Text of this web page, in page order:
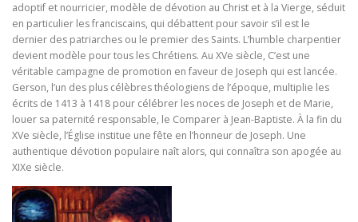
adoptif et nourricier, modèle de dévotion au Christ et à la Vierge, séduit
en particulier les franciscains, qui débattent pour savoir s’il est le
dernier des patriarches ou le premier des Saints. L’humble charpentier
devient modèle pour tous les Chrétiens. Au XVe siècle, C’est une
véritable campagne de promotion en faveur de Joseph qui est lancée.
Gerson, l’un des plus célèbres théologiens de l’époque, multiplie les
écrits de 1413 à 1418 pour célébrer les noces de Joseph et de Marie,
louer sa paternité responsable, le Comparer à Jean-Baptiste. À la fin du
XVe siècle, l’Église institue une fête en l’honneur de Joseph. Une
authentique dévotion populaire naît alors, qui connaîtra son apogée au
XIXe siècle.